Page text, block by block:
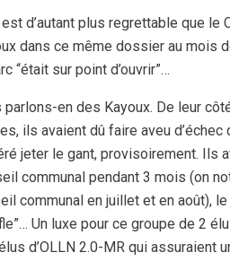
d’autant plus regrettable que
dans ce même dossier au mois
“était sur point d’ouvrir”…
parlons-en des Kayoux. De leur
ils avaient dû faire aveu
jeter le gant, provisoirement. Ils
communal pendant 3 mois (on
communal en juillet et en août),
Un luxe pour ce groupe de 2
d’OLLN 2.0-MR qui assuraient